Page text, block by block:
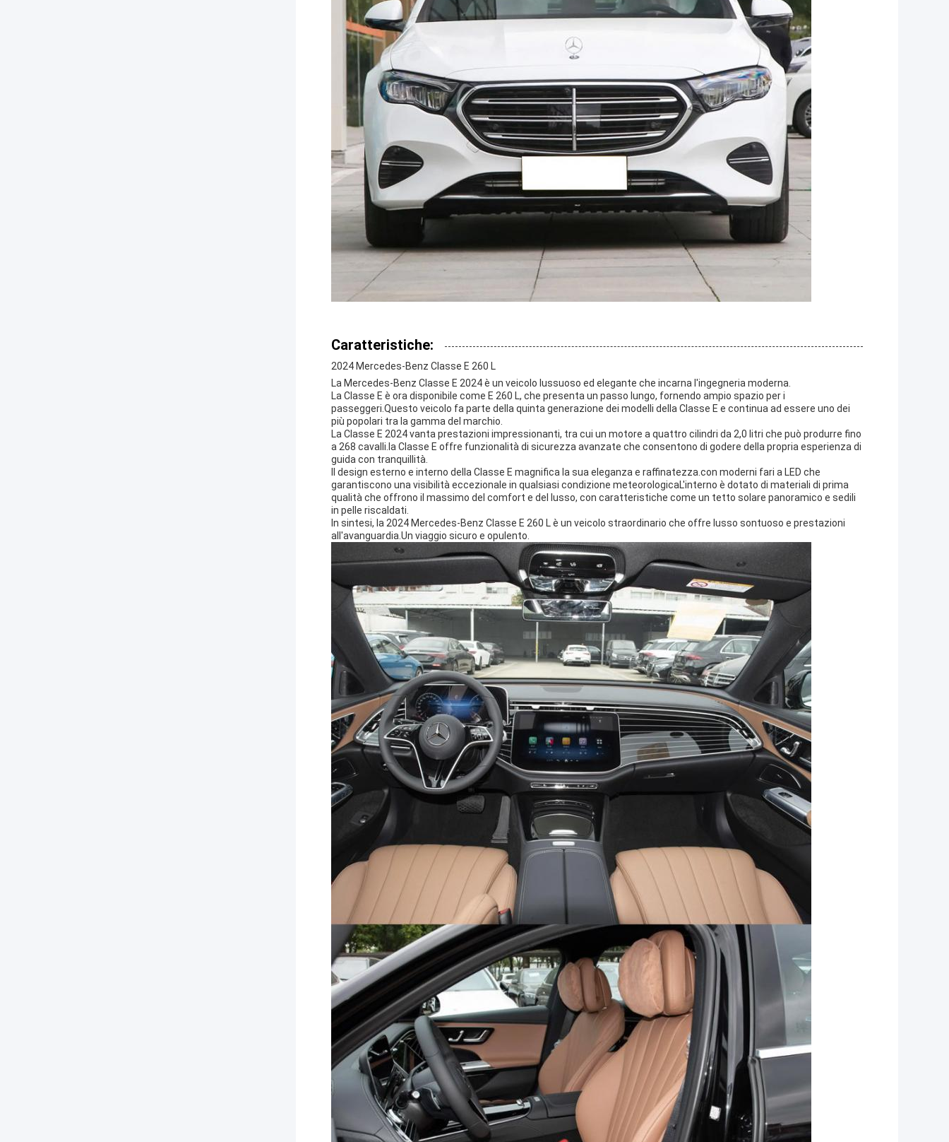
Caratteristiche:
2024 Mercedes-Benz Classe E 260 L
La Mercedes-Benz Classe E 2024 è un veicolo lussuoso ed elegante che incarna l'ingegneria moderna.
La Classe E è ora disponibile come E 260 L, che presenta un passo lungo, fornendo ampio spazio per i
passeggeri.Questo veicolo fa parte della quinta generazione dei modelli della Classe E e continua ad essere uno dei
più popolari tra la gamma del marchio.
La Classe E 2024 vanta prestazioni impressionanti, tra cui un motore a quattro cilindri da 2,0 litri che può produrre fino
a 268 cavalli.la Classe E offre funzionalità di sicurezza avanzate che consentono di godere della propria esperienza di
guida con tranquillità.
Il design esterno e interno della Classe E magnifica la sua eleganza e raffinatezza.con moderni fari a LED che
garantiscono una visibilità eccezionale in qualsiasi condizione meteorologicaL'interno è dotato di materiali di prima
qualità che offrono il massimo del comfort e del lusso, con caratteristiche come un tetto solare panoramico e sedili
in pelle riscaldati.
In sintesi, la 2024 Mercedes-Benz Classe E 260 L è un veicolo straordinario che offre lusso sontuoso e prestazioni
all'avanguardia.Un viaggio sicuro e opulento.